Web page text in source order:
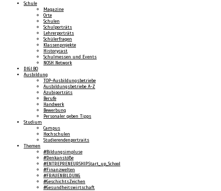
Schule
Magazine
Orte
Schulen
Schulporträts
Lehrerporträts
Schülerfragen
Klassenprojekte
Historycast
Schulmessen und Events
NOSH Network
DIGI:BO
Ausbildung
TOP-Ausbildungsbetriebe
Ausbildungsbetriebe A-Z
Azubiporträts
Berufe
Handwerk
Bewerbung
Personaler geben Tipps
Studium
Campus
Hochschulen
Studierendenportraits
Themen
#Bildungsimpluse
#Denkanstöße
#ENTREPRENEURSHIP.Start_up_School
#Finanzwelten
#FRAUENBILDUNG
#GeschichtsZeichen
#Gesundheitswirtschaft